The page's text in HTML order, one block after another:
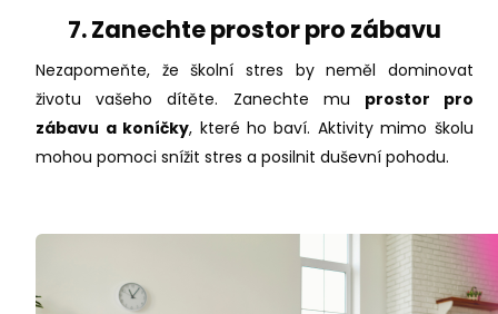
7. Zanechte prostor pro zábavu
Nezapomeňte, že školní stres by neměl dominovat
životu vašeho dítěte. Zanechte mu prostor pro
zábavu a koníčky, které ho baví. Aktivity mimo školu
mohou pomoci snížit stres a posilnit duševní pohodu.